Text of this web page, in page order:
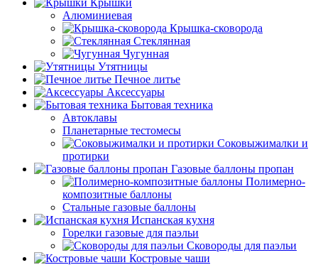
Крышки
Алюминиевая
Крышка-сковорода
Стеклянная
Чугунная
Утятницы
Печное литье
Аксессуары
Бытовая техника
Автоклавы
Планетарные тестомесы
Соковыжималки и
протирки
Газовые баллоны пропан
Полимерно-
композитные баллоны
Стальные газовые баллоны
Испанская кухня
Горелки газовые для паэльи
Сковороды для паэльи
Костровые чаши